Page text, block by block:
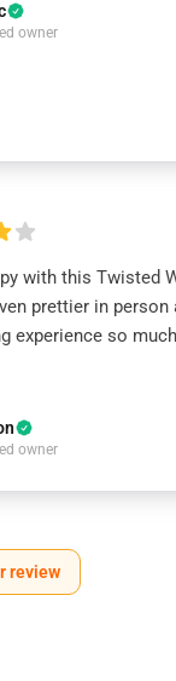
owner
with this Twisted
prettier in
experience so
owner
review